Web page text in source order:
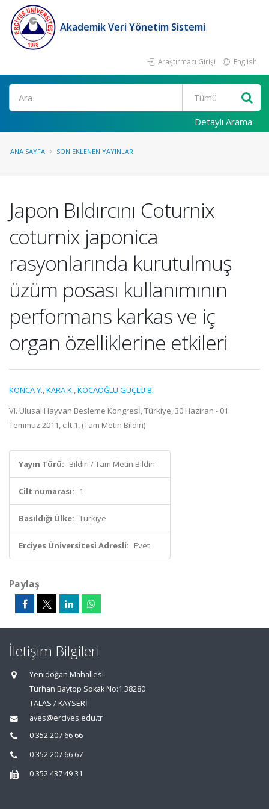
Akademik Veri Yönetim Sistemi
Araştırmacı Girişi English
Ara
Detaylı Arama
ANA SAYFA SON EKLENEN YAYINLAR
Japon Bıldırcını Coturnix
coturnix japonica
rasyonlarında kurutulmuş
üzüm posası kullanımının
performans karkas ve iç
organ özelliklerine etkileri
KONCA Y.,KARA K.,KOCAOĞLU GÜÇLÜ B.
VI. Ulusal Hayvan Besleme Kongresİ, Türkiye, 30 Haziran - 01
Temmuz 2011, cilt.1, (Tam Metin Bildiri)
Yayın Türü: Bildiri / Tam Metin Bildiri
Cilt numarası: 1
Basıldığı Ülke: Türkiye
Erciyes Üniversitesi Adresli: Evet
Paylaş
İletişim Bilgileri
Yenidoğan Mahallesi
Turhan Baytop Sokak No:1 38280
TALAS / KAYSERİ
aves@erciyes.edu.tr
0 352 207 66 66
0 352 207 66 67
0 352 437 49 31